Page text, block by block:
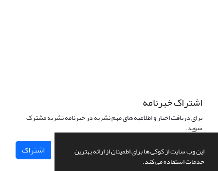
این وب سایت از کوکی ها برای اطمینان از ارائه بهترین
خدمات استفاده می کند.
اشتراک خبرنامه
برای دریافت اخبار و اطلاعیه های مهم نشریه در خبرنامه نشریه مشترک
شوید.
اشتراک